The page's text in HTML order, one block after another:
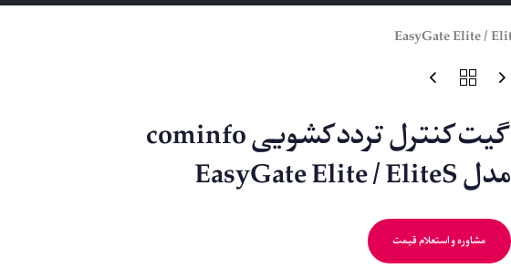
گیت کنترل تردد کشویی cominfo
مدل EasyGate Elite / EliteS
مشاوره و استعلام قیمت